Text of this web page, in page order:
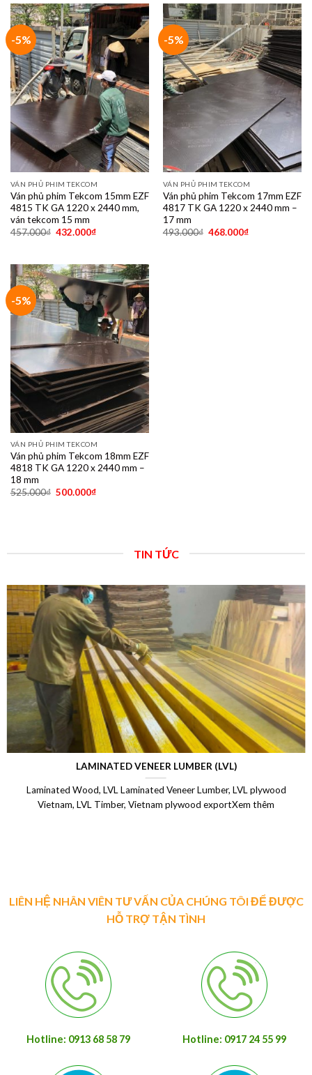
-5%
VÁN PHỦ PHIM TEKCOM
Ván phủ phim Tekcom 15mm EZF
4815 TK GA 1220 x 2440 mm,
ván tekcom 15 mm
457.000₫ 432.000₫
-5%
VÁN PHỦ PHIM TEKCOM
Ván phủ phim Tekcom 17mm EZF
4817 TK GA 1220 x 2440 mm –
17 mm
493.000₫ 468.000₫
-5%
VÁN PHỦ PHIM TEKCOM
Ván phủ phim Tekcom 18mm EZF
4818 TK GA 1220 x 2440 mm –
18 mm
525.000₫ 500.000₫
TIN TỨC
LAMINATED VENEER LUMBER (LVL)
Laminated Wood, LVL Laminated Veneer Lumber, LVL plywood
Vietnam, LVL Timber, Vietnam plywood exportXem thêm
LIÊN HỆ NHÂN VIÊN TƯ VẤN CỦA CHÚNG TÔI ĐỂ ĐƯỢC
HỖ TRỢ TẬN TÌNH
Hotline: 0913 68 58 79 Hotline: 0917 24 55 99